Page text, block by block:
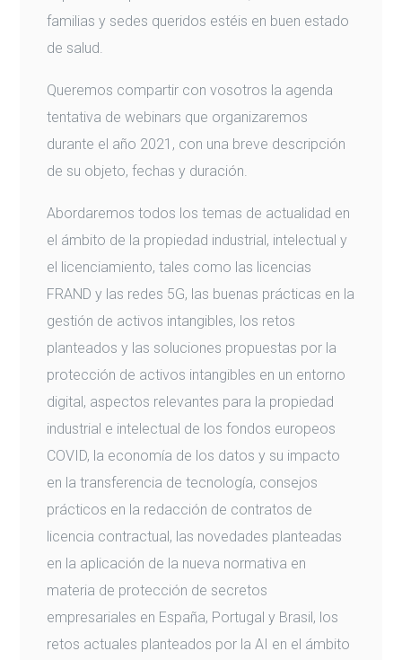
familias y sedes queridos estéis en buen estado
de salud.
Queremos compartir con vosotros la agenda
tentativa de webinars que organizaremos
durante el año 2021, con una breve descripción
de su objeto, fechas y duración.
Abordaremos todos los temas de actualidad en
el ámbito de la propiedad industrial, intelectual y
el licenciamiento, tales como las licencias
FRAND y las redes 5G, las buenas prácticas en la
gestión de activos intangibles, los retos
planteados y las soluciones propuestas por la
protección de activos intangibles en un entorno
digital, aspectos relevantes para la propiedad
industrial e intelectual de los fondos europeos
COVID, la economía de los datos y su impacto
en la transferencia de tecnología, consejos
prácticos en la redacción de contratos de
licencia contractual, las novedades planteadas
en la aplicación de la nueva normativa en
materia de protección de secretos
empresariales en España, Portugal y Brasil, los
retos actuales planteados por la AI en el ámbito